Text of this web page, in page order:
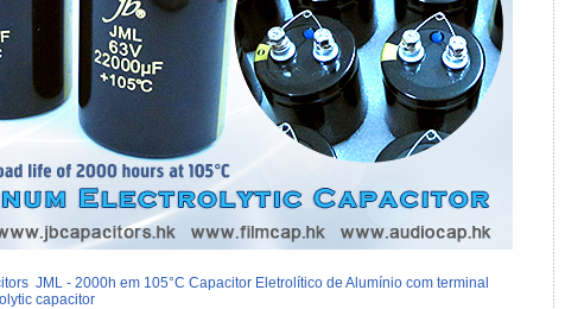
JML - 2000h em 105°C Capacitor Eletrolítico de Alumínio com terminal
capacitor